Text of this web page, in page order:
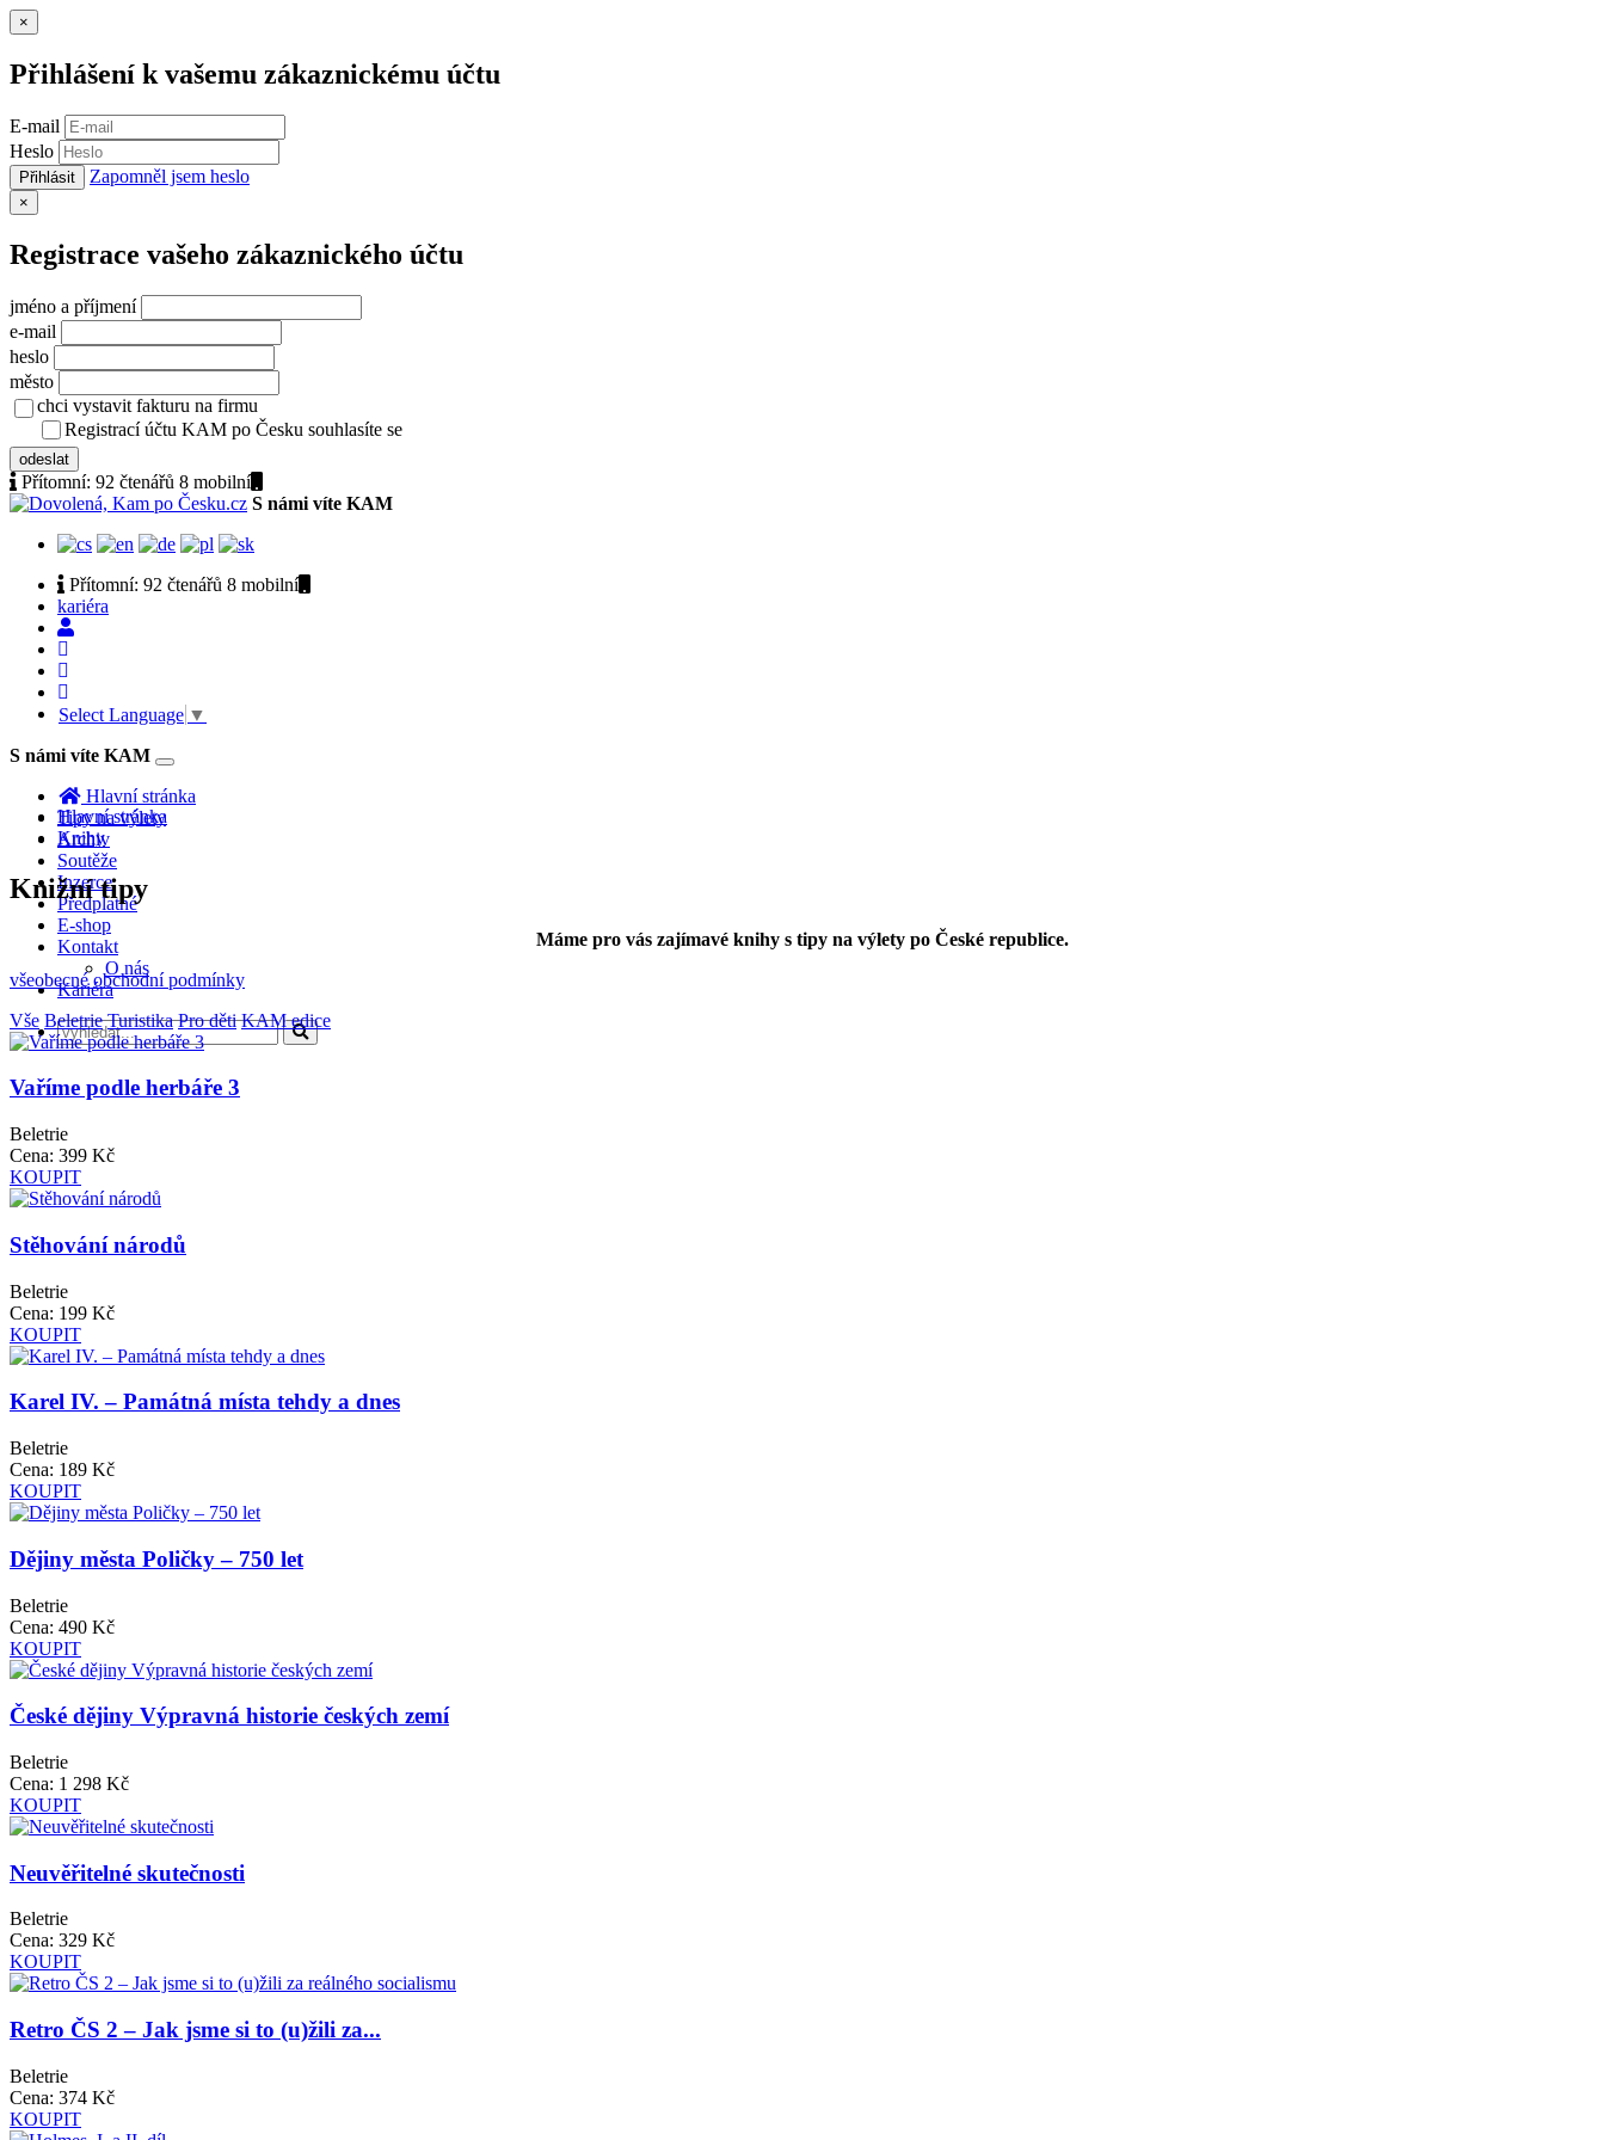
×
Přihlášení k vašemu zákaznickému účtu
E-mail
Heslo
Přihlásit Zapomněl jsem heslo
×
Registrace vašeho zákaznického účtu
jméno a příjmení
e-mail
heslo
město
chci vystavit fakturu na firmu
Registrací účtu KAM po Česku souhlasíte se
odeslat
Přítomní: 92 čtenářů 8 mobilní
S námi víte KAM
Přítomní: 92 čtenářů 8 mobilní
kariéra
Select Language ▼
S námi víte KAM
Toggle
navigation
Hlavní stránka
Tipy na výlety
Archiv
Soutěže
Inzerce
Předplatné
E-shop
Kontakt
O nás
Kariéra
Hlavní stránka
Knihy
Knižní tipy
Máme pro vás zajímavé knihy s tipy na výlety po České republice.
všeobecné obchodní podmínky
Vše Beletrie Turistika Pro děti KAM edice
Vaříme podle herbáře 3
Beletrie
Cena: 399 Kč
KOUPIT
Stěhování národů
Beletrie
Cena: 199 Kč
KOUPIT
Karel IV. – Památná místa tehdy a dnes
Beletrie
Cena: 189 Kč
KOUPIT
Dějiny města Poličky – 750 let
Beletrie
Cena: 490 Kč
KOUPIT
České dějiny Výpravná historie českých zemí
Beletrie
Cena: 1 298 Kč
KOUPIT
Neuvěřitelné skutečnosti
Beletrie
Cena: 329 Kč
KOUPIT
Retro ČS 2 – Jak jsme si to (u)žili za...
Beletrie
Cena: 374 Kč
KOUPIT